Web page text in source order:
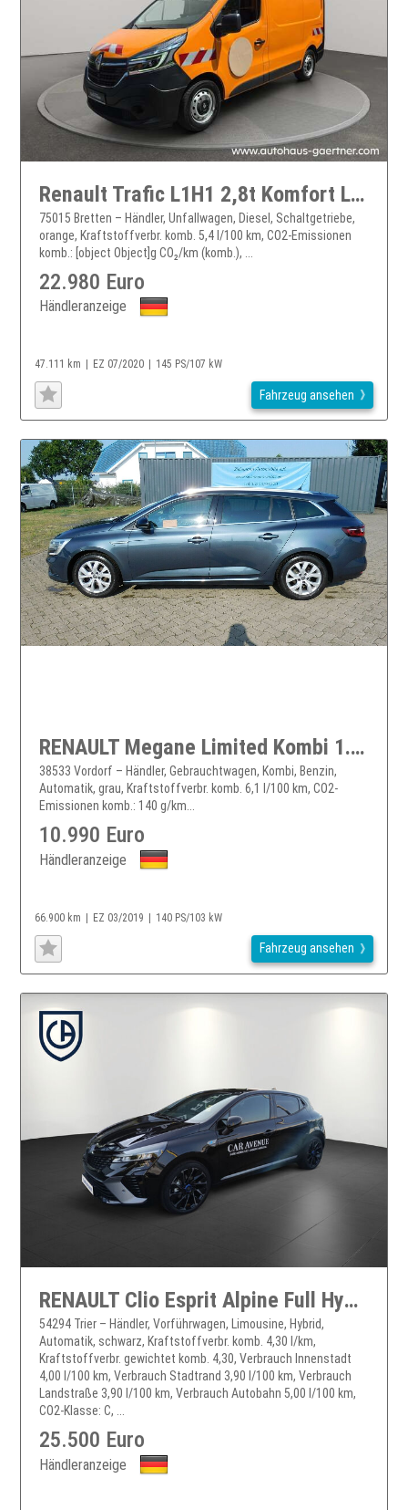
Renault Trafic L1H1 2,8t Komfort LED AHK Sortimo-Regal Klima Heckflügeltüren 180° PDC
75015 Bretten – Händler, Unfallwagen, Diesel, Schaltgetriebe,
orange, Kraftstoffverbr. komb. 5,4 l/100 km, CO2-Emissionen
komb.: [object Object]g CO₂/km (komb.), ...
22.980 Euro
Händleranzeige
47.111 km EZ 07/2020 145 PS/107 kW
Fahrzeug ansehen
RENAULT Megane Limited Kombi 1.3 TSI DSG Klima Navi...
38533 Vordorf – Händler, Gebrauchtwagen, Kombi, Benzin,
Automatik, grau, Kraftstoffverbr. komb. 6,1 l/100 km, CO2-
Emissionen komb.: 140 g/km...
10.990 Euro
Händleranzeige
66.900 km EZ 03/2019 140 PS/103 kW
Fahrzeug ansehen
RENAULT Clio Esprit Alpine Full Hybrid E-Tech 145
54294 Trier – Händler, Vorführwagen, Limousine, Hybrid,
Automatik, schwarz, Kraftstoffverbr. komb. 4,30 l/km,
Kraftstoffverbr. gewichtet komb. 4,30, Verbrauch Innenstadt
4,00 l/100 km, Verbrauch Stadtrand 3,90 l/100 km, Verbrauch
Landstraße 3,90 l/100 km, Verbrauch Autobahn 5,00 l/100 km,
CO2-Klasse: C, ...
25.500 Euro
Händleranzeige